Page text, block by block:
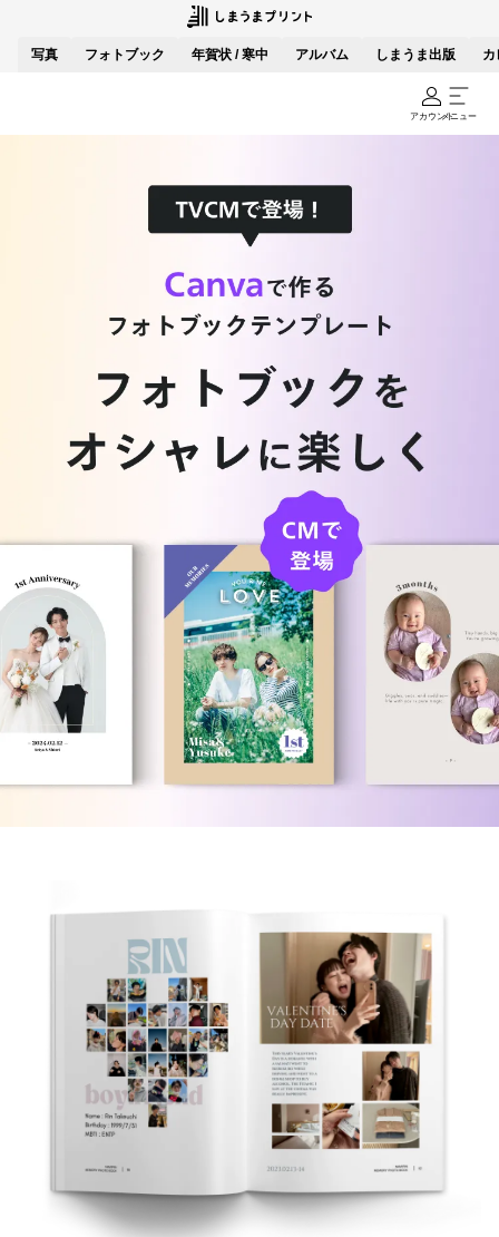
写真 フォトブック 年賀状 / 寒中 アルバム しまうま出版 カ
アカウントメニュー